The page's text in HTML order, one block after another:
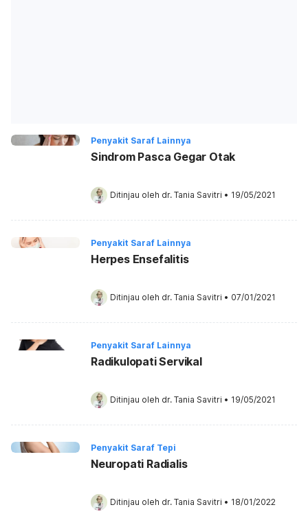
Penyakit Saraf Lainnya
Sindrom Pasca Gegar Otak
Ditinjau oleh dr. Tania Savitri • 19/05/2021
Penyakit Saraf Lainnya
Herpes Ensefalitis
Ditinjau oleh dr. Tania Savitri • 07/01/2021
Penyakit Saraf Lainnya
Radikulopati Servikal
Ditinjau oleh dr. Tania Savitri • 19/05/2021
Penyakit Saraf Tepi
Neuropati Radialis
Ditinjau oleh dr. Tania Savitri • 18/01/2022